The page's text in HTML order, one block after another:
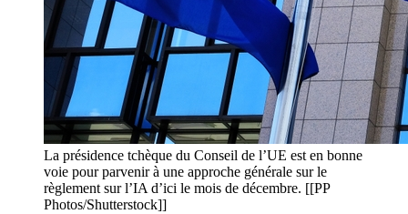
La présidence tchèque du Conseil de l’UE est en bonne
voie pour parvenir à une approche générale sur le
règlement sur l’IA d’ici le mois de décembre. [[PP
Photos/Shutterstock]]